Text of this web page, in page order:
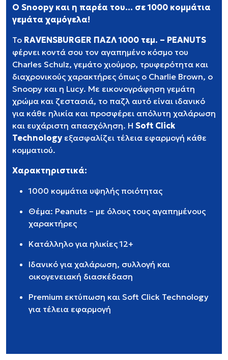
Ο Snoopy και η παρέα του... σε 1000 κομμάτια
γεμάτα χαμόγελα!
Το RAVENSBURGER ΠΑΖΛ 1000 τεμ. – PEANUTS
φέρνει κοντά σου τον αγαπημένο κόσμο του
Charles Schulz, γεμάτο χιούμορ, τρυφερότητα και
διαχρονικούς χαρακτήρες όπως ο Charlie Brown, ο
Snoopy και η Lucy. Με εικονογράφηση γεμάτη
χρώμα και ζεστασιά, το παζλ αυτό είναι ιδανικό
για κάθε ηλικία και προσφέρει απόλυτη χαλάρωση
και ευχάριστη απασχόληση. Η Soft Click
Technologyεξασφαλίζει τέλεια εφαρμογή κάθε
κομματιού.
Χαρακτηριστικά:
1000 κομμάτια υψηλής ποιότητας
Θέμα: Peanuts – με όλους τους αγαπημένους
χαρακτήρες
Κατάλληλο για ηλικίες 12+
Ιδανικό για χαλάρωση, συλλογή και
οικογενειακή διασκέδαση
Premium εκτύπωση και Soft Click Technology
για τέλεια εφαρμογή